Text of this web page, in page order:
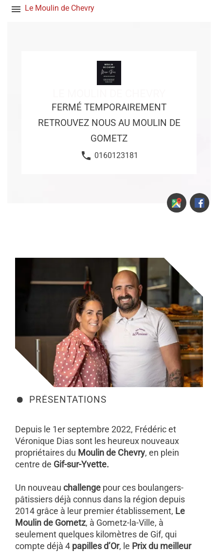
menu Le Moulin de Chevry
FERMÉ TEMPORAIREMENT
RETROUVEZ NOUS AU MOULIN DE
GOMETZ
phone 0160123181
PRÉSENTATIONS
Depuis le 1er septembre 2022, Frédéric et
Véronique Dias sont les heureux nouveaux
propriétaires du Moulin de Chevry, en plein
centre de Gif-sur-Yvette.
Un nouveau challenge pour ces boulangers-
pâtissiers déjà connus dans la région depuis
2014 grâce à leur premier établissement, Le
Moulin de Gometz, à Gometz-la-Ville, à
seulement quelques kilomètres de Gif, qui
compte déjà 4 papilles d’Or, le Prix du meilleur